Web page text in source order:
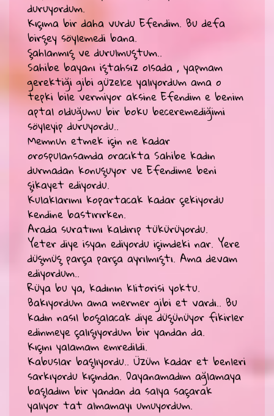
duruyordum.
Kıçıma bir daha vurdu Efendim. Bu defa
birşey söylemedi bana.
Şahlanmış ve durulmuştum..
Sahibe bayanı iştahsız olsada , yapmam
gerektiği gibi güzelce yalıyordum ama o
tepki bile vermiyor aksine Efendim e benim
aptal olduğumu bir boku beceremediğimi
söyleyip duruyordu..
Memnun etmek için ne kadar
orospulansamda oracıkta Sahibe kadın
durmadan konuşuyor ve Efendime beni
şikayet ediyordu.
Kulaklarımı kopartacak kadar çekiyordu
kendine bastırırken.
Arada suratımı kaldırıp tükürüyordu.
Yeter diye isyan ediyordu içimdeki nar. Yere
düşmüş parça parça ayrılmıştı. Ama devam
ediyordum..
Rüya bu ya, kadının klitorisi yoktu.
Bakıyordum ama mermer gibi et vardı.. Bu
kadın nasıl boşalacak diye düşünüyor fikirler
edinmeye çalışıyordum bir yandan da.
Kıçını yalamam emredildi.
Kabuslar başlıyordu.. Üzüm kadar et benleri
sarkıyordu kıçından. Dayanamadım ağlamaya
başladım bir yandan da salya saçarak
yalıyor tat almamayı umuyordum.